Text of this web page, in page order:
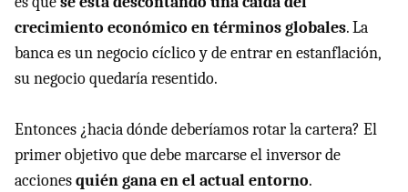
crecimiento económico en términos globales. La
banca es un negocio cíclico y de entrar en estanflación,
su negocio quedaría resentido.
Entonces ¿hacia dónde deberíamos rotar la cartera? El
primer objetivo que debe marcarse el inversor de
accionesquién gana en el actual entorno.